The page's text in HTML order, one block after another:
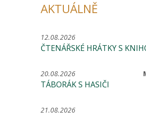
AKTUÁLNĚ
12.08.2026
ČTENÁŘSKÉ HRÁTKY S
20.08.2026
TÁBORÁK S HASIČI
21.08.2026